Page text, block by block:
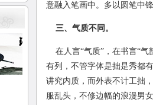
意融入笔画中。多以圆笔中
三、气质不同。
在人言“气质”，在书言“气
有列，不管字体是拙是秀都
讲究内质，而外表不计工拙
服乱头，不修边幅的浪漫男